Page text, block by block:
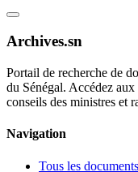
Archives.sn
Portail de recherche de
du Sénégal. Accédez
conseils des ministres et
Navigation
Tous les documents